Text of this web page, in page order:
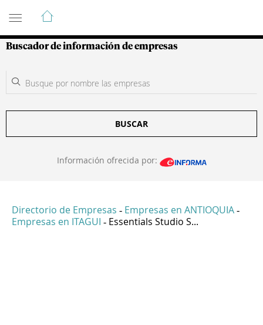
Guía de Empresas Colombianas
Buscador de información de empresas
BUSCAR
Información ofrecida por:
Directorio de Empresas - Empresas en ANTIOQUIA -
Empresas en ITAGUI - Essentials Studio S...